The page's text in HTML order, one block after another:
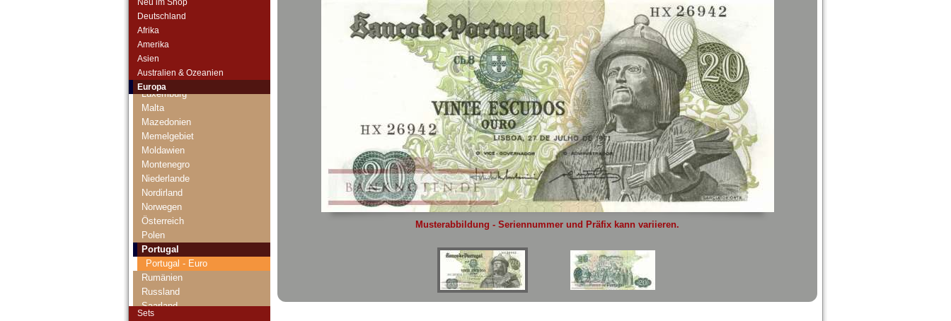
Sie
Deutschland
Afrika
Amerika
Asien
Australien & Ozeanien
Europa
Litauen
Luxemburg
Malta
Mazedonien
Memelgebiet
Moldawien
Montenegro
Niederlande
Nordirland
Norwegen
Österreich
Polen
Portugal
Portugal - Euro
Rumänien
Russland
Saarland
Sets
Musterabbildung - Seriennummer und Präfix kann variieren.